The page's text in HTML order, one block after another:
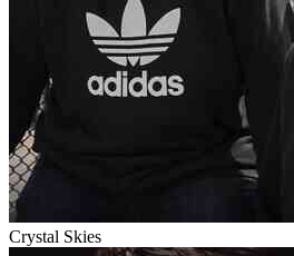
Crystal Skies